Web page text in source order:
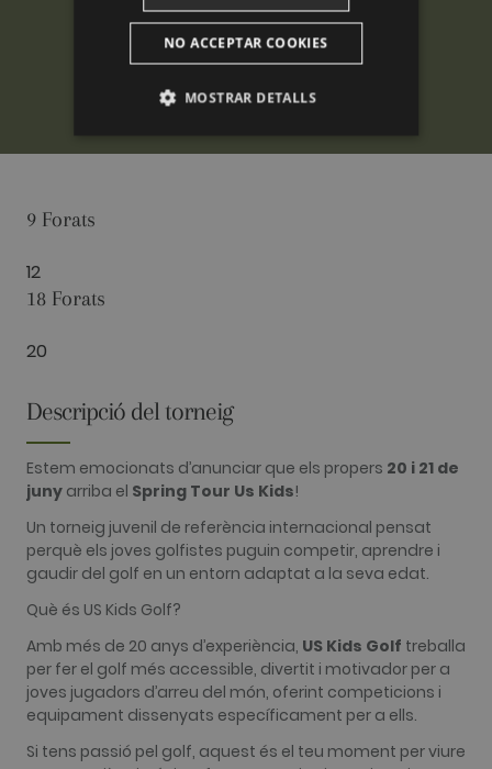
9 Forats
12
18 Forats
20
Descripció del torneig
Estem emocionats d’anunciar que els propers 20 i 21 de
juny arriba el Spring Tour Us Kids!
Un torneig juvenil de referència internacional pensat
perquè els joves golfistes puguin competir, aprendre i
gaudir del golf en un entorn adaptat a la seva edat.
Què és US Kids Golf?
Amb més de 20 anys d’experiència, US Kids Golf treballa
per fer el golf més accessible, divertit i motivador per a
joves jugadors d’arreu del món, oferint competicions i
equipament dissenyats específicament per a ells.
Si tens passió pel golf, aquest és el teu moment per viure
NO ACCEPTAR COOKIES
MOSTRAR DETALLS
Les cookies analítiques s'utilitzen per veure com
cookies no es poden utilitzar per identificar
directament a cert visitant.
Google LLC
.golfperalada.com
2 anys
This cookie
name is
associated
significant
update to
Google's
more
service. This